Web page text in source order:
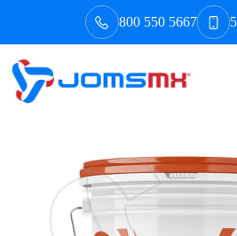
800 550 5667